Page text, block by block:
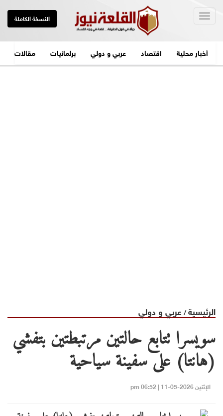
النسخة الكاملة
أخبار محلية اقتصاد عربي و دولي برلمانيات مقالات
الرئيسية/ عربي و دولي
سويسرا تتابع حالتين مرتبطتين بتفشي
(هانتا) على سفينة سياحية
الإثنين 2026-05-11 | 06:52 pm